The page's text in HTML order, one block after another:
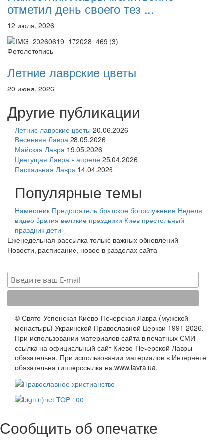
отметил день своего тез ...
12 июля, 2026
Фотолетопись
Летние лаврские цветы
20 июня, 2026
Другие публикации
Летние лаврские цветы 20.06.2026
Весенняя Лавра 28.05.2026
Майская Лавра 19.05.2026
Цветущая Лавра в апреле 25.04.2026
Пасхальная Лавра 14.04.2026
Популярные темы
Наместник Предстоятель братское богослужение Неделя
видео братия великие праздники Киев престольный
праздник дети
Еженедельная рассылка только важных обновлений
Новости, расписание, новое в разделах сайта
© Свято-Успенская Киево-Печерская Лавра (мужской
монастырь) Украинской Православной Церкви 1991-2026.
При использовании материалов сайта в печатных СМИ
ссылка на официальный сайт Киево-Печерской Лавры
обязательна. При использовании материалов в Интернете
обязательна гипперссылка на www.lavra.ua.
Сообщить об опечатке